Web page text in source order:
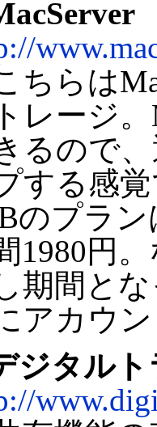
ちらは
レージ
るので
する感
のプラ
1980円
期間と
アカウ
ジタル